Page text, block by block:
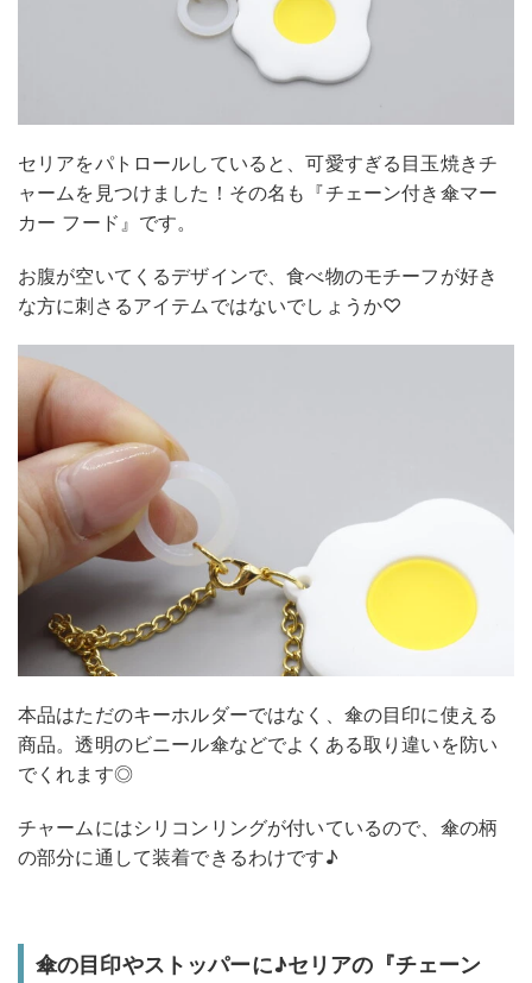
セリアをパトロールしていると、可愛すぎる目玉焼きチ
ャームを見つけました！その名も『チェーン付き傘マー
カー フード』です。
お腹が空いてくるデザインで、食べ物のモチーフが好き
な方に刺さるアイテムではないでしょうか♡
本品はただのキーホルダーではなく、傘の目印に使える
商品。透明のビニール傘などでよくある取り違いを防い
でくれます◎
チャームにはシリコンリングが付いているので、傘の柄
の部分に通して装着できるわけです♪
傘の目印やストッパーに♪セリアの『チェーン